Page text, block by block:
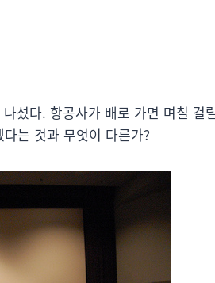
섰다. 항공사가 배로 가면 며칠 걸
는 것과 무엇이 다른가?